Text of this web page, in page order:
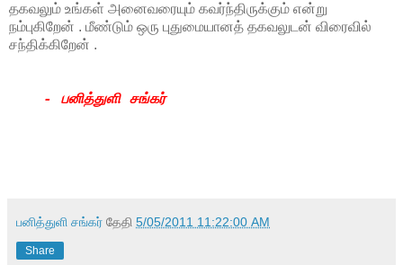
தகவலும் உங்கள் அனைவரையும் கவர்ந்திருக்கும் என்று
நம்புகிறேன் . மீண்டும் ஒரு புதுமையானத் தகவலுடன் விரைவில்
சந்திக்கிறேன் .
- பனித்துளி சங்கர்
பனித்துளி சங்கர் தேதி 5/05/2011 11:22:00 AM
Share